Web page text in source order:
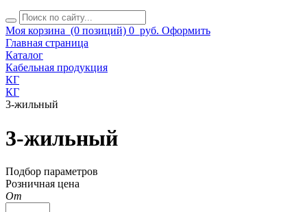
Моя корзина (0 позиций) 0 руб. Оформить
Главная страница
Каталог
Кабельная продукция
КГ
КГ
3-жильный
3-жильный
Подбор параметров
Розничная цена
От